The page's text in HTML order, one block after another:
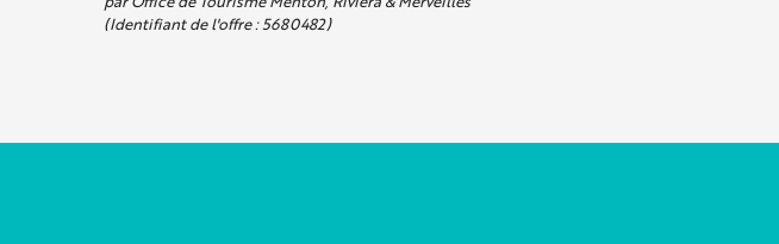
(Identifiant de l'offre :5680482)